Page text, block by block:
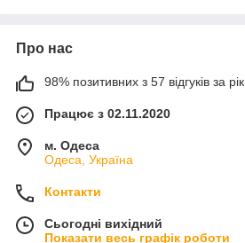
Про нас
98% позитивних з 57 відгуків за рік
Працює з 02.11.2020
м. Одеса
Одеса, Україна
Контакти
Сьогодні вихідний
Показати весь графік роботи